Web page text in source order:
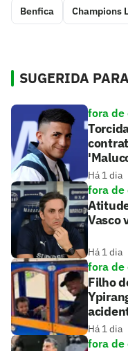
Benfica Champions
SUGERIDA
fora de
Há 1 dia
fora de
Vasco
Há 1 dia
fora de
Filho
Há 1 dia
fora de